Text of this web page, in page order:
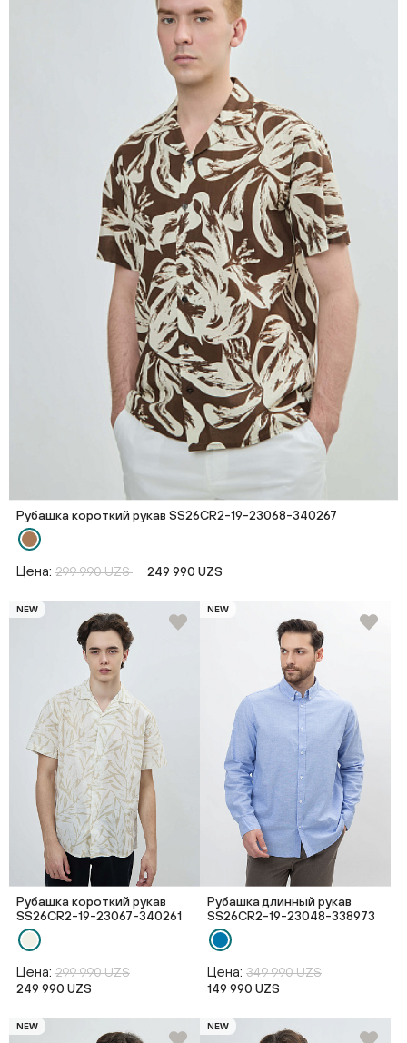
Рубашка короткий рукав SS26CR2-19-23068-340267
Цена: 299 990 UZS 249 990 UZS
NEW
Рубашка короткий рукав
SS26CR2-19-23067-340261
Цена: 299 990 UZS
249 990 UZS
NEW
Рубашка длинный рукав
SS26CR2-19-23048-338973
Цена: 349 990 UZS
149 990 UZS
NEW NEW